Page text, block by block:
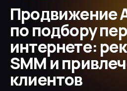
Продвижение
по подбору
интернете:
SMM и
клиентов